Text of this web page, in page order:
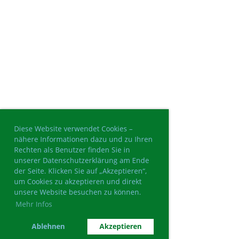
Diese Website verwendet Cookies –
nähere Informationen dazu und zu Ihren
Rechten als Benutzer finden Sie in
unserer Datenschutzerklärung am Ende
der Seite. Klicken Sie auf „Akzeptieren“,
um Cookies zu akzeptieren und direkt
unsere Website besuchen zu können.
Mehr Infos
Ablehnen Akzeptieren